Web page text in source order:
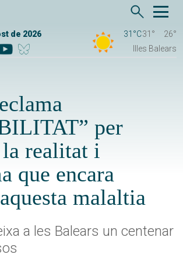
de 2026 31°C31°
26°
Illes Balears
per
realitat i
que encara
malaltia
a les Balears un centenar